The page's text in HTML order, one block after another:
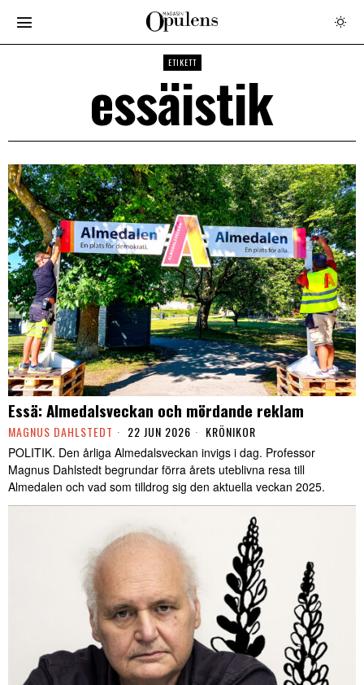
ETIKETT
essäistik
Essä: Almedalsveckan och mördande reklam
MAGNUS DAHLSTEDT 22 JUN 2026 KRÖNIKOR
POLITIK. Den årliga Almedalsveckan invigs i dag. Professor
Magnus Dahlstedt begrundar förra årets uteblivna resa till
Almedalen och vad som tilldrog sig den aktuella veckan 2025.